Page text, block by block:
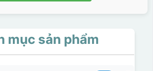
mục sản phẩm